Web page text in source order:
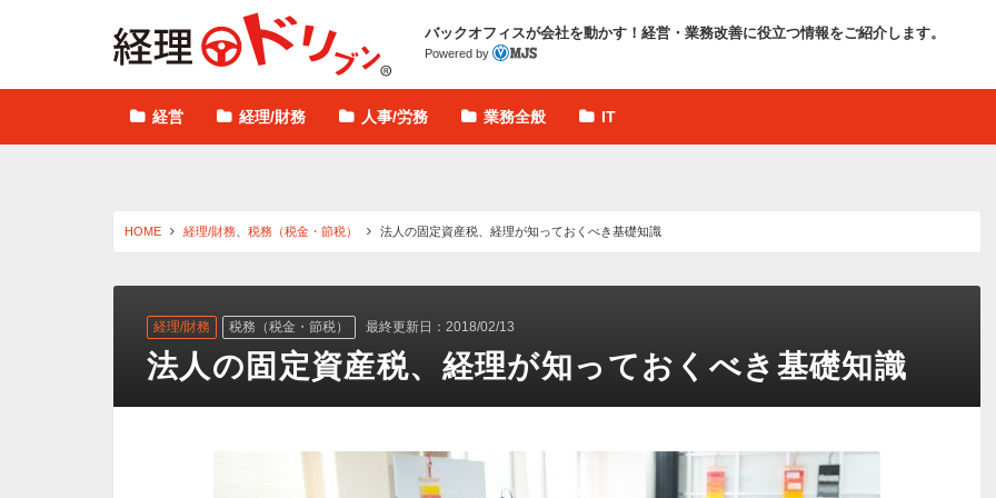
バックオフィスが会社を動かす！ 経営・業務改善に役立つ情報をご紹介します。
Powered by
経営 経理/財務 人事/労務 業務全般 IT
HOME 経理/財務 税務（税金・節税） 法人の固定資産税、経理が知っておくべき基礎知識
経理/財務 税務（税金・節税） 最終更新日：2018/02/13
法人の固定資産税、経理が知っておくべき基礎知識